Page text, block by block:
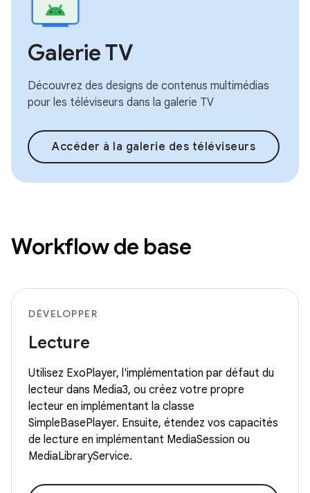
Galerie TV
Découvrez des designs de contenus multimédias
pour les téléviseurs dans la galerie TV
Accéder à la galerie des téléviseurs
Workflow de base
DÉVELOPPER
Lecture
Utilisez ExoPlayer, l'implémentation par défaut du
lecteur dans Media3, ou créez votre propre
lecteur en implémentant la classe
SimpleBasePlayer. Ensuite, étendez vos capacités
de lecture en implémentant MediaSession ou
MediaLibraryService.